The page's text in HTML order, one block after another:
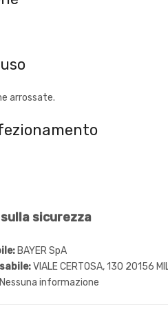
arrossate.
sicurezza
BAYER SpA
VIALE CERTOSA, 130 20156
Nessuna informazione